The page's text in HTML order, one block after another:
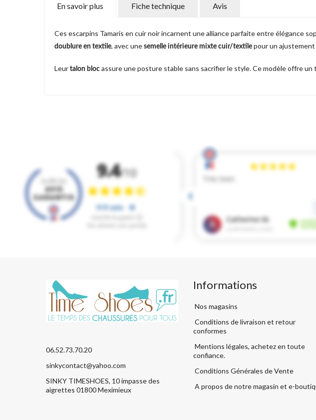
En savoir plus Fiche technique Avis
Ces escarpins Tamaris en cuir noir incarnent une alliance parfaite entre élégance
doublure en textile, avec une semelle intérieure mixte cuir/textile pour un ajustement
Leur talon bloc assure une posture stable sans sacrifier le style. Ce modèle offre
06.52.73.70.20
sinkycontact@yahoo.com
SINKY TIMESHOES, 10 impasse des
aigrettes 01800 Meximieux
Informations
Nos magasins
Conditions de livraison et retour
conformes
Mentions légales, achetez en toute
confiance.
Conditions Générales de Vente
A propos de notre magasin et e-